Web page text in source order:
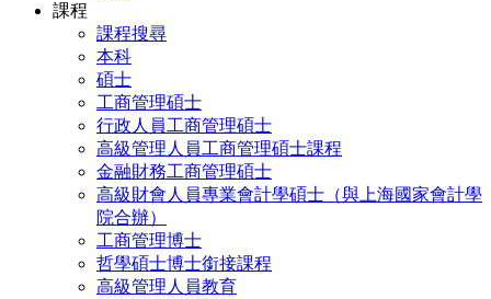
課程
課程搜尋
本科
碩士
工商管理碩士
行政人員工商管理碩士
高級管理人員工商管理碩士課程
金融財務工商管理碩士
高級財會人員專業會計學碩士（與上海國家會計學
院合辦）
工商管理博士
哲學碩士博士銜接課程
高級管理人員教育